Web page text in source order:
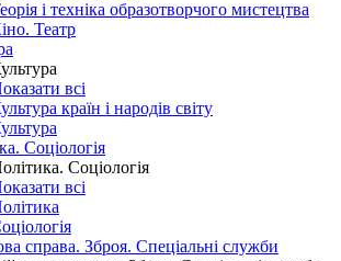
і техніка образотворчого мистецтва
Театр
всі
країн і народів світу
Соціологія
Соціологія
всі
справа. Зброя. Спеціальні служби